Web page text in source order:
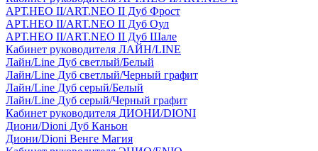
АРТ.НЕО II/ART.NEO II Дуб Фрост
АРТ.НЕО II/ART.NEO II Дуб Оул
АРТ.НЕО II/ART.NEO II Дуб Шале
Кабинет руководителя ЛАЙН/LINE
Лайн/Line Дуб светлый/Белый
Лайн/Line Дуб светлый/Черный графит
Лайн/Line Дуб серый/Белый
Лайн/Line Дуб серый/Черный графит
Кабинет руководителя ДИОНИ/DIONI
Диони/Dioni Дуб Каньон
Диони/Dioni Венге Магия